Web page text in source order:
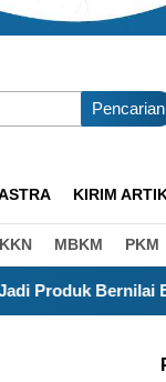
Pencarian
KIRIM
KKN MBKM PKM
Ekonomi